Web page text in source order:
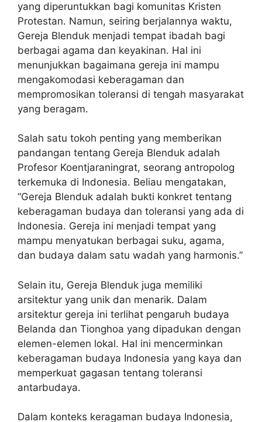
yang diperuntukkan bagi komunitas Kristen
Protestan. Namun, seiring berjalannya waktu,
Gereja Blenduk menjadi tempat ibadah bagi
berbagai agama dan keyakinan. Hal ini
menunjukkan bagaimana gereja ini mampu
mengakomodasi keberagaman dan
mempromosikan toleransi di tengah masyarakat
yang beragam.
Salah satu tokoh penting yang memberikan
pandangan tentang Gereja Blenduk adalah
Profesor Koentjaraningrat, seorang antropolog
terkemuka di Indonesia. Beliau mengatakan,
“Gereja Blenduk adalah bukti konkret tentang
keberagaman budaya dan toleransi yang ada di
Indonesia. Gereja ini menjadi tempat yang
mampu menyatukan berbagai suku, agama,
dan budaya dalam satu wadah yang harmonis.”
Selain itu, Gereja Blenduk juga memiliki
arsitektur yang unik dan menarik. Dalam
arsitektur gereja ini terlihat pengaruh budaya
Belanda dan Tionghoa yang dipadukan dengan
elemen-elemen lokal. Hal ini mencerminkan
keberagaman budaya Indonesia yang kaya dan
memperkuat gagasan tentang toleransi
antarbudaya.
Dalam konteks keragaman budaya Indonesia,